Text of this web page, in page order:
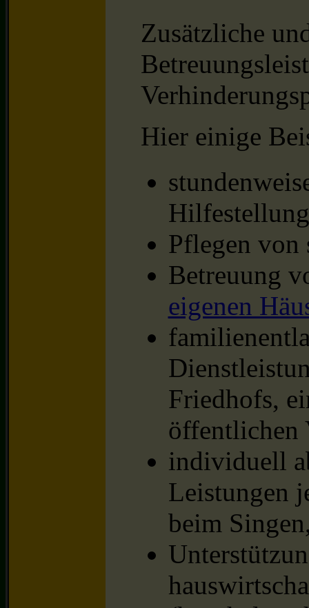
Zusätzliche
Hier einige
Hilfestellung
Pflegen von
Betreuung
eigenen
Friedhofs,
öffentlichen
individuell
Leistungen
beim